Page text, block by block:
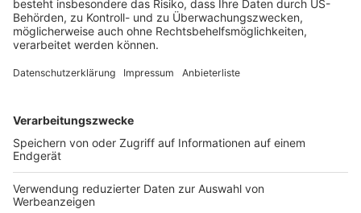
Zugleich wies sie auf die sinkende Zahl der
Fachanwältinnen und Fachanwälte für Sozialrecht hin,
geringen Vergütung wirtschaftlich oft nicht mehr
Rechte der Bürgerinnen und Bürger verteidigt. Und
zwar nicht aus Idealismus, sondern auch, um davon
leben zu können.“ Zwar bestehe mit dem
gewerkschaftlichen und dem Rechtsschutz durch die
Sozialrechtsverbände in der Sozialgerichtsbarkeit noch
eine starke zweite Säule der Prozessvertretung. Dies